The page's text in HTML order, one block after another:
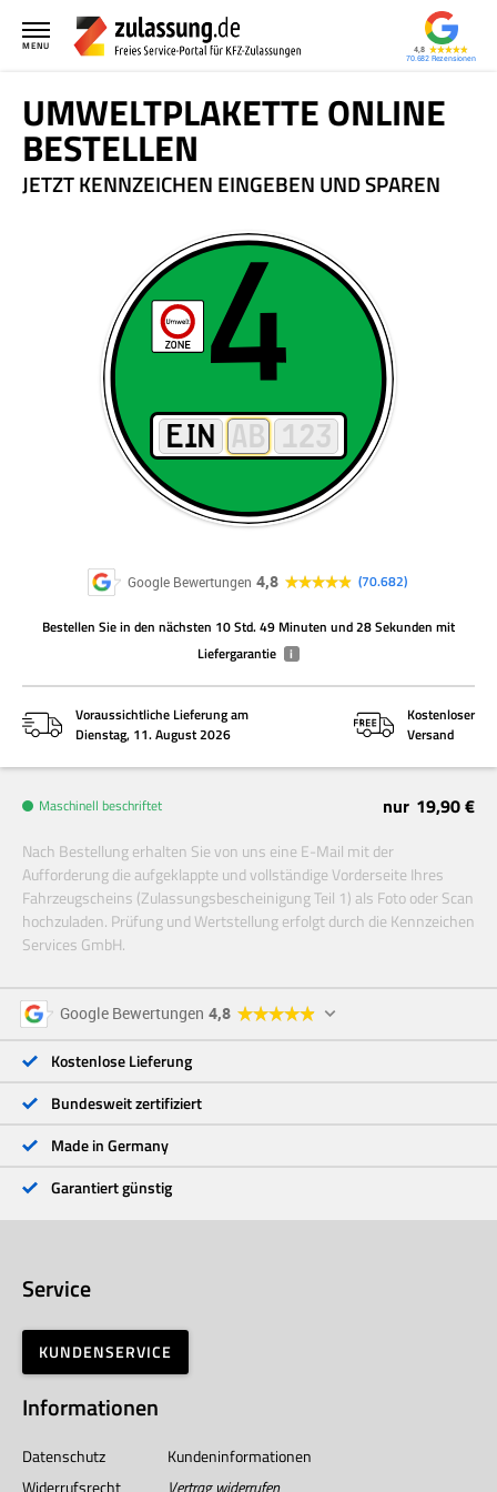
4,8
70.682
MENU
UMWELTPLAKETTE ONLINE
BESTELLEN
JETZT KENNZEICHEN EINGEBEN UND SPAREN
Google Bewertungen 4,8 70.682
Bestellen Siein den nächsten 10 Std. 49 Minuten und 28 Sekunden mit
Liefergarantie
i
Voraussichtliche Lieferung am
Dienstag, 11. August 2026
Kostenloser
Versand
Maschinell beschriftet nur 19,90 €
Nach Bestellung erhalten Sie von uns eine E-Mail mit der
Aufforderung die aufgeklappte und vollständige Vorderseite Ihres
Fahrzeugscheins (Zulassungsbescheinigung Teil 1) als Foto oder Scan
hochzuladen. Prüfung und Wertstellung erfolgt durch die Kennzeichen
Services GmbH.
Google Bewertungen 4,8
4 Sterne
3 Sterne
<1 %
2 Sterne
1 Stern
<1 %
Kostenlose Lieferung
Bundesweit zertifiziert
Made in Germany
Garantiert günstig
Service
KUNDENSERVICE
Informationen
Datenschutz
Kundeninformationen
Widerrufsrecht
Vertrag widerrufen